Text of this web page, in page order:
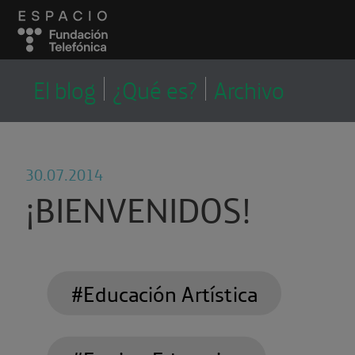
LA CORRALA
LA CORRALA, EL
BLOG DEL EQUIPO
EDUCATIVO
El blog ¿Qué es? Archivo
30.07.2014
¡BIENVENIDOS!
#Educación Artística